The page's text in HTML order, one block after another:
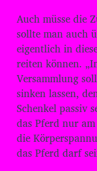
Auch müsse die
sollte man auch
eigentlich in
reiten können.
Versammlung
sinken lassen,
Schenkel passiv
das Pferd nur
die
das Pferd darf